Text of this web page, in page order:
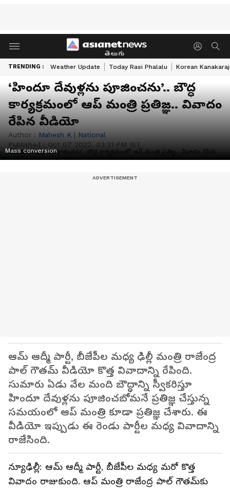
తెలుగు
TRENDING : Weather Update Today Rasi Phalalu Korean
‘హిందూ దేవుళ్లను పూజించను’.. బౌద్ధ
కార్యక్రమంలో ఆప్ మంత్రి ప్రతిజ్ఞ.. వివాదం
రేపిన వీడియో
Author : Mahesh K | National
Published : Oct 07 2022, 03:31 PM IST
Mass conversion
ఆమ్ ఆద్మీ పార్టీ, బీజేపీల మధ్య ఢిల్లీ మంత్రి రాజేంద్ర
పాల్ గౌతమ్ వీడియో కొత్త వివాదాన్ని రేపింది.
సుమారు ఏడు వేల మంది బౌద్ధాన్ని స్వీకరిస్తూ
హిందూ దేవుళ్లను పూజించబోమనే ప్రతిజ్ఞ చేస్తున్న
సమయంలో ఆప్ మంత్రి కూడా ప్రతిజ్ఞ చేశారు. ఈ
వీడియో ఇప్పుడు ఈ రెండు పార్టీల మధ్య వివాదాన్ని
రాజేసింది.
న్యూఢిల్లీ: ఆమ్ ఆద్మీ పార్టీ, బీజేపీల మధ్య మరో కొత్త
వివాదం రాజుకుంది. ఆప్ మంత్రి రాజేంద్ర పాల్ గౌతమ్‌కు